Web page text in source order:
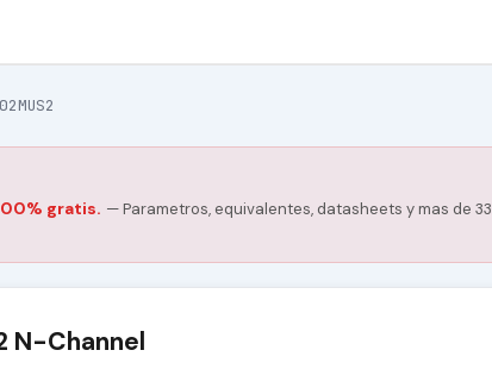
gratis. — Parametros, equivalentes, datasheets y mas de
N-Channel